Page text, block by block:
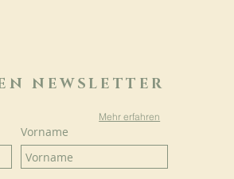
NEWSLETTER
Mehr erfahren
Vorname